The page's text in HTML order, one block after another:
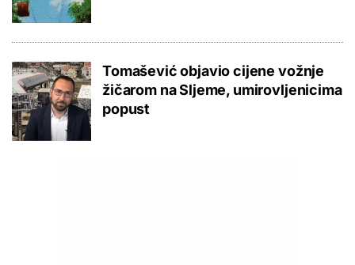
Tomašević objavio cijene vožnje
žičarom na Sljeme, umirovljenicima
popust